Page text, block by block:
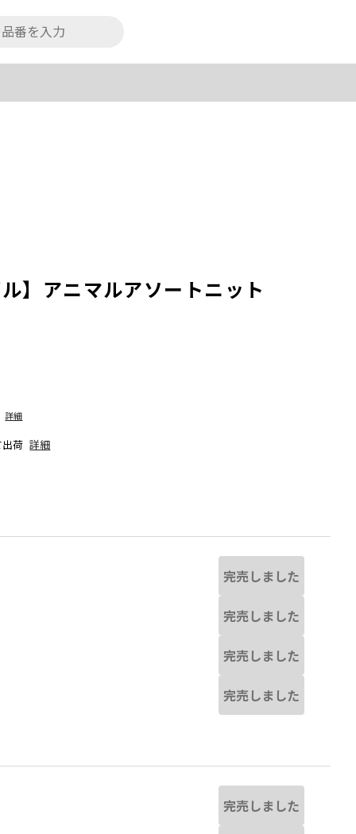
なる場合があります。 ※撮影場所の関係上、着用画像
詳細
荷 詳細
】アニマルアソートニット
完売しました
完売しました
完売しました
完売しました
完売しました